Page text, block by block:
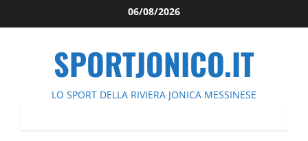
al
06/08/2026
SPORTJONICO.IT
LO SPORT DELLA RIVIERA JONICA MESSINESE